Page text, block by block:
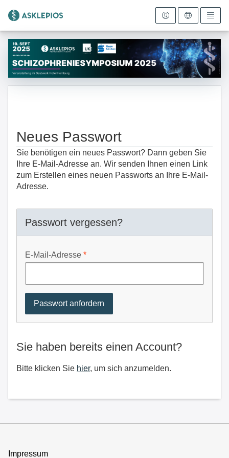
Zur Startseite
Neues Passwort
Sie benötigen ein neues Passwort? Dann geben Sie
Ihre E-Mail-Adresse an. Wir senden Ihnen einen Link
zum Erstellen eines neuen Passworts an Ihre E-Mail-
Adresse.
Passwort vergessen?
E-Mail-Adresse
Sie haben bereits einen Account?
Bitte klicken Sie hier, um sich anzumelden.
Impressum